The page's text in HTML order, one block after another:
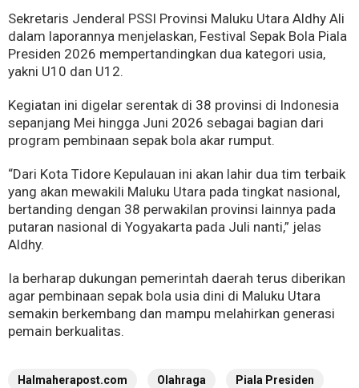
Sekretaris Jenderal PSSI Provinsi Maluku Utara Aldhy Ali
dalam laporannya menjelaskan, Festival Sepak Bola Piala
Presiden 2026 mempertandingkan dua kategori usia,
yakni U10 dan U12.
Kegiatan ini digelar serentak di 38 provinsi di Indonesia
sepanjang Mei hingga Juni 2026 sebagai bagian dari
program pembinaan sepak bola akar rumput.
“Dari Kota Tidore Kepulauan ini akan lahir dua tim terbaik
yang akan mewakili Maluku Utara pada tingkat nasional,
bertanding dengan 38 perwakilan provinsi lainnya pada
putaran nasional di Yogyakarta pada Juli nanti,” jelas
Aldhy.
Ia berharap dukungan pemerintah daerah terus diberikan
agar pembinaan sepak bola usia dini di Maluku Utara
semakin berkembang dan mampu melahirkan generasi
pemain berkualitas.
Halmaherapost.com Olahraga Piala Presiden